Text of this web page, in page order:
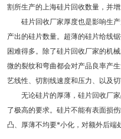
割所生产的上海硅片回收数量，并增
硅片回收厂家厚度也是影响生
产出的硅片数量。超薄的硅片给线
困难得多。除了硅片回收厂家的机
微的裂纹和弯曲都会对产品良率产
艺线性、切割线速度和压力、以及切
无论硅片的厚薄，硅片回收厂
了极高的要求。硅片不能有表面损
凸、厚薄不均要*小化，对额外后端